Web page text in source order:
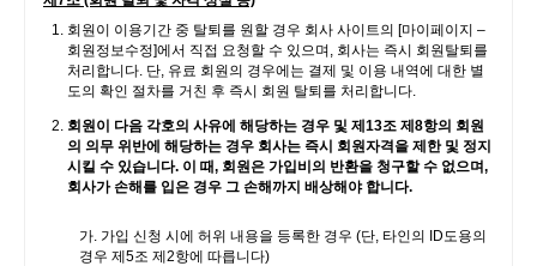
회원이 이용기간 중 탈퇴를 원할 경우 회사 사이트의 [마이페이지 –
회원정보수정]에서 직접 요청할 수 있으며, 회사는 즉시 회원탈퇴를
처리합니다. 단, 유료 회원의 경우에는 결제 및 이용 내역에 대한 별
도의 확인 절차를 거친 후 즉시 회원 탈퇴를 처리합니다.
회원이 다음 각호의 사유에 해당하는 경우 및 제13조 제8항의 회원
의 의무 위반에 해당하는 경우 회사는 즉시 회원자격을 제한 및 정지
시킬 수 있습니다. 이 때, 회원은 가입비의 반환을 청구할 수 없으며,
회사가 손해를 입은 경우 그 손해까지 배상해야 합니다.
가. 가입 신청 시에 허위 내용을 등록한 경우 (단, 타인의 ID도용의
경우 제5조 제2항에 따릅니다)